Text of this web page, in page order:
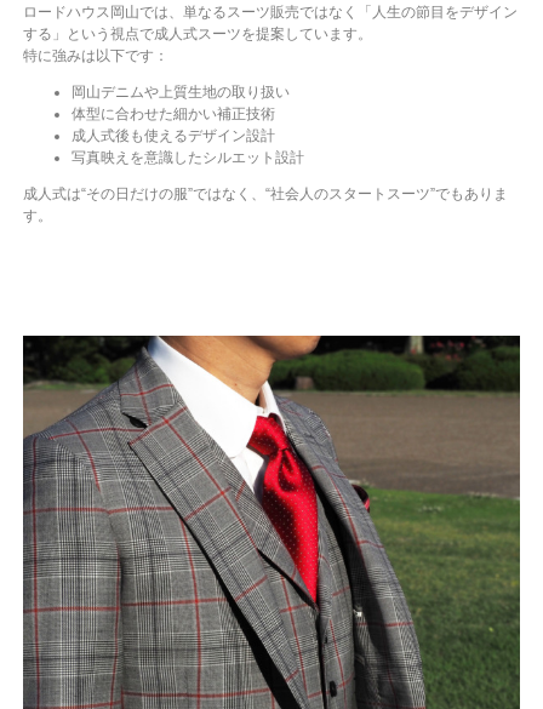
ロードハウス岡山では、単なるスーツ販売ではなく「人生の節目をデザイン
する」という視点で成人式スーツを提案しています。
特に強みは以下です：
岡山デニムや上質生地の取り扱い
体型に合わせた細かい補正技術
成人式後も使えるデザイン設計
写真映えを意識したシルエット設計
成人式は“その日だけの服”ではなく、“社会人のスタートスーツ”でもありま
す。